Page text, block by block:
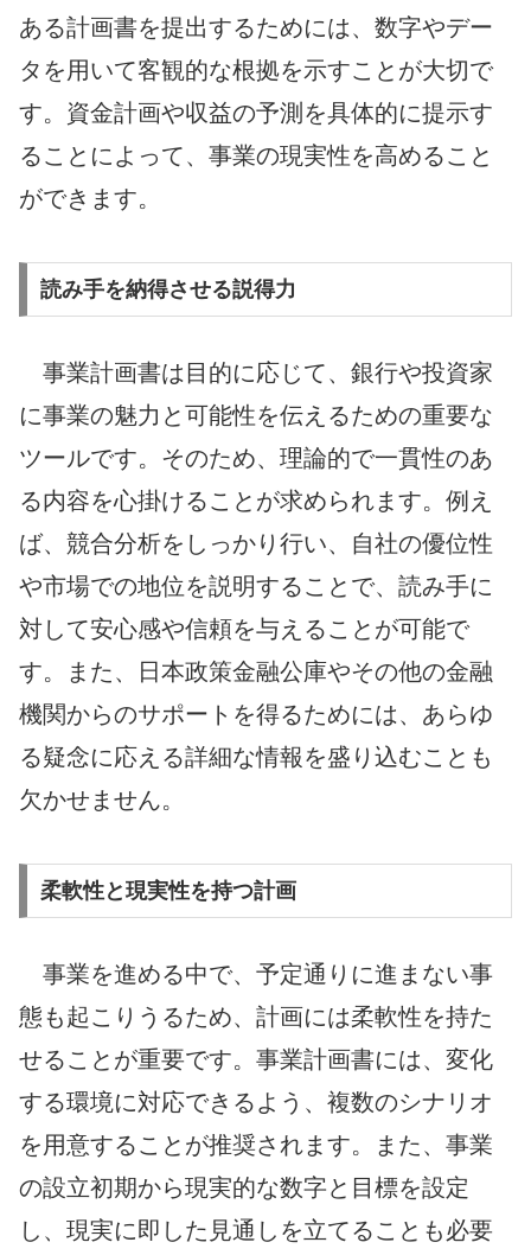
ある計画書を提出するためには、数字やデー
タを用いて客観的な根拠を示すことが大切で
す。資金計画や収益の予測を具体的に提示す
ることによって、事業の現実性を高めること
ができます。
読み手を納得させる説得力
事業計画書は目的に応じて、銀行や投資家
に事業の魅力と可能性を伝えるための重要な
ツールです。そのため、理論的で一貫性のあ
る内容を心掛けることが求められます。例え
ば、競合分析をしっかり行い、自社の優位性
や市場での地位を説明することで、読み手に
対して安心感や信頼を与えることが可能で
す。また、日本政策金融公庫やその他の金融
機関からのサポートを得るためには、あらゆ
る疑念に応える詳細な情報を盛り込むことも
欠かせません。
柔軟性と現実性を持つ計画
事業を進める中で、予定通りに進まない事
態も起こりうるため、計画には柔軟性を持た
せることが重要です。事業計画書には、変化
する環境に対応できるよう、複数のシナリオ
を用意することが推奨されます。また、事業
の設立初期から現実的な数字と目標を設定
し、現実に即した見通しを立てることも必要